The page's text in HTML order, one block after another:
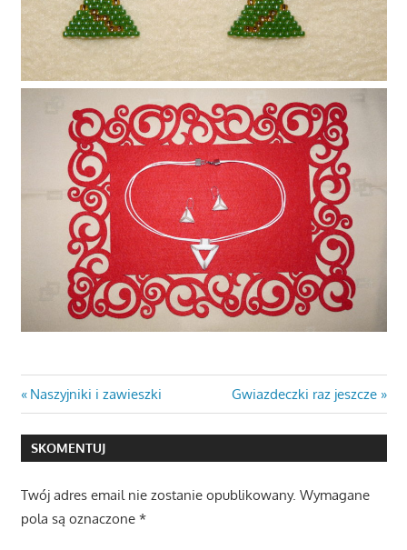
Nawigacja
wpisu
Previous
Post:
Naszyjniki i zawieszki
Next
Post:
Gwiazdeczki raz jeszcze
SKOMENTUJ
Twój adres email nie zostanie opublikowany. Wymagane
pola są oznaczone *